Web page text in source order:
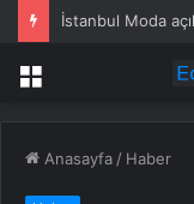
Menü
Anasayfa / Haber